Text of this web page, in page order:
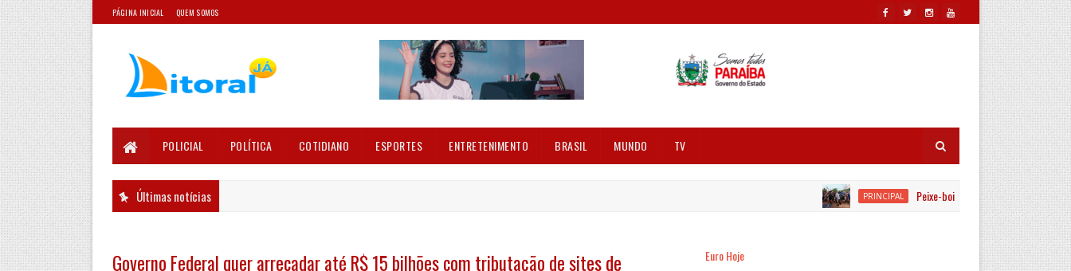
PÁGINA INICIAL QUEM SOMOS
POLICIAL POLÍTICA COTIDIANO ESPORTES ENTRETENIMENTO BRASIL MUNDO TV
Últimas notícias PRINCIPAL Peixe-boi é resgatado por equipes
Governo Federal quer arrecadar até R$ 15 bilhões com tributação de sites de
Euro Hoje